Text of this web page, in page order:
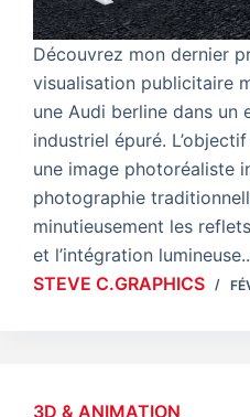
Découvrez mon dernier
visualisation publicitaire
une Audi berline dans un
industriel épuré.
une image photoréaliste
photographie
minutieusement les
et l’intégration
STEVE C.GRAPHICS
3D & ANIMATION